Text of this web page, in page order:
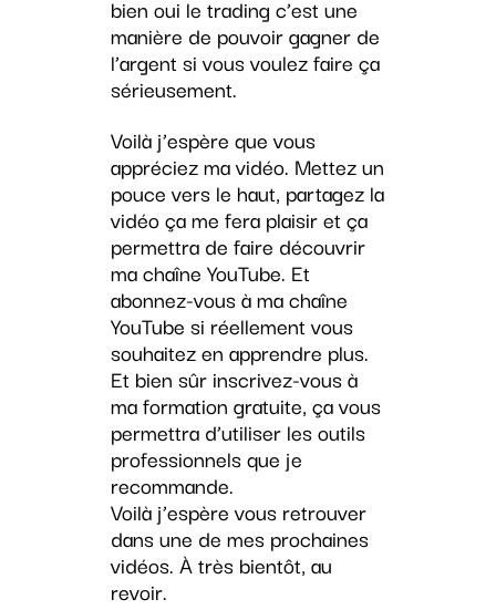
bien oui le trading c’est une
manière de pouvoir gagner de
l’argent si vous voulez faire ça
sérieusement.
Voilà j’espère que vous
appréciez ma vidéo. Mettez un
pouce vers le haut, partagez la
vidéo ça me fera plaisir et ça
permettra de faire découvrir
ma chaîne YouTube. Et
abonnez-vous à ma chaîne
YouTube si réellement vous
souhaitez en apprendre plus.
Et bien sûr inscrivez-vous à
ma formation gratuite, ça vous
permettra d’utiliser les outils
professionnels que je
recommande.
Voilà j’espère vous retrouver
dans une de mes prochaines
vidéos. À très bientôt, au
revoir.